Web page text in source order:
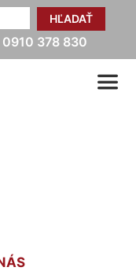
HĽADAŤ
0910 378 830